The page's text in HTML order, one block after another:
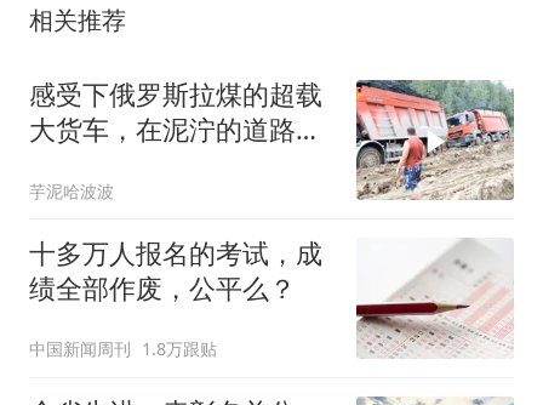
相关推荐
感受下俄罗斯拉煤的超载
大货车，在泥泞的道路上
芋泥哈波波
十多万人报名的考试，成
绩全部作废，公平么？
中国新闻周刊 1.8万跟贴